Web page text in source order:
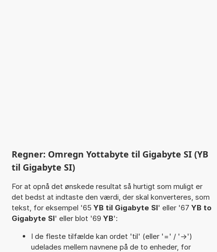
Regner: Omregn Yottabyte til Gigabyte SI (YB
til Gigabyte SI)
For at opnå det ønskede resultat så hurtigt som muligt er
det bedst at indtaste den værdi, der skal konverteres, som
tekst, for eksempel '65 YB til Gigabyte SI' eller '67 YB to
Gigabyte SI' eller blot '69 YB':
I de fleste tilfælde kan ordet 'til' (eller '=' / '->')
udelades mellem navnene på de to enheder, for